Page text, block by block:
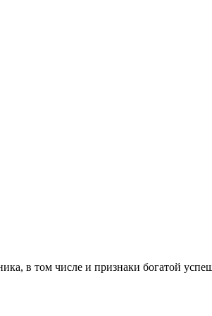
в том числе и признаки богатой